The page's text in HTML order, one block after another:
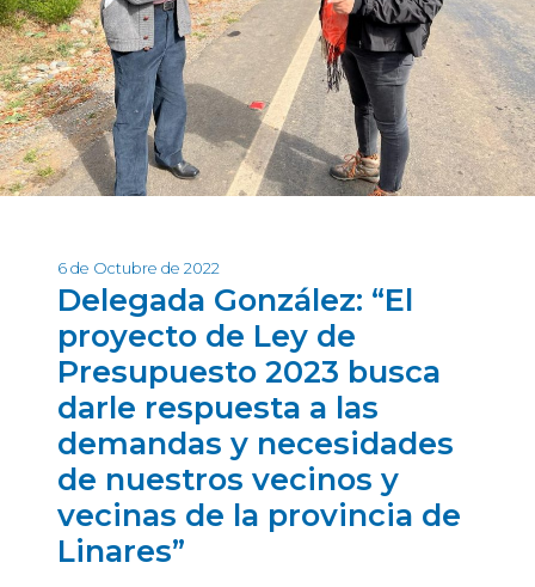
6 de Octubre de 2022
Delegada González: “El
proyecto de Ley de
Presupuesto 2023 busca
darle respuesta a las
demandas y necesidades
de nuestros vecinos y
vecinas de la provincia de
Linares”